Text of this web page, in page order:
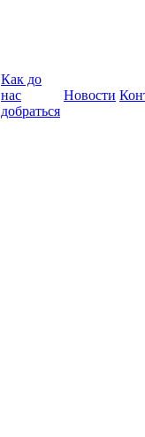
Как до
нас
добраться
Новости